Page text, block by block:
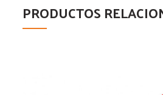
PRODUCTOS